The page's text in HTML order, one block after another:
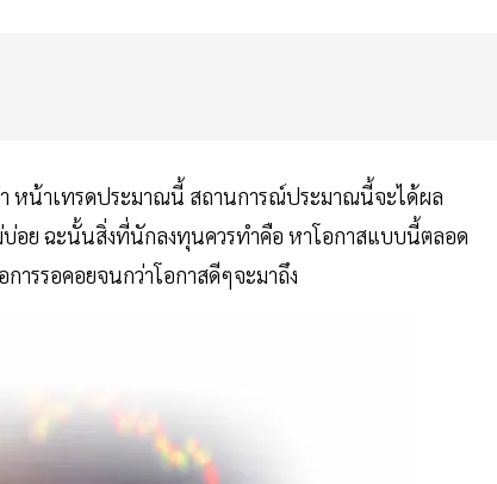
า หน้าเทรดประมาณนี้ สถานการณ์ประมาณนี้จะได้ผล
อย ฉะนั้นสิ่งที่นักลงทุนควรทำคือ หาโอกาสแบบนี้ตลอด
ารรอคอยจนกว่าโอกาสดีๆจะมาถึง